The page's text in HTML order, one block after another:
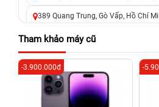
389 Quang Trung, Gò Vấp, Hồ Chí
625 - 625A Âu Cơ, Tân Phú, Hồ Chí
326 Lê Văn Việt, Tăng Nhơn Phú, Hồ
Đức cũ)
256 Võ Văn Ngân, Thủ Đức, Hồ Chí
Tham khảo máy cũ
-3.900.000đ -